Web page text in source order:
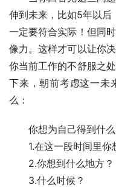
伸到未来，比如5年以后
一定要符合实际！但同
像力。这样才可以让你
你当前工作的不舒服之
下来，朝前考虑这一未
么：
你想为自己得到什么
1.在这一段时间里你
2.你想到什么地方？
3.什么时候？